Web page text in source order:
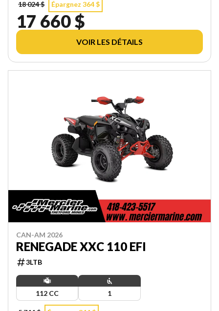
18 024 $ Épargnez 364 $
17 660 $
VOIR LES DÉTAILS
CAN-AM 2026
RENEGADE XXC 110 EFI
3LTB
112 CC 1